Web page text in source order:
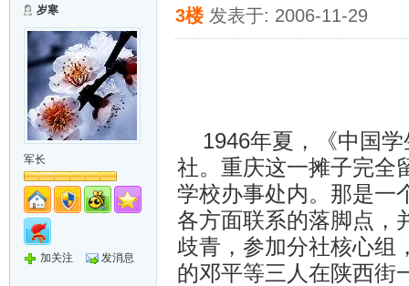
岁寒
军长
加关注 发消息
3楼 发表于: 2006-11-29
1946年夏，《中国学
社。重庆这一摊子完全
学校办事处内。那是一
各方面联系的落脚点，
歧青，参加分社核心组
的邓平等三人在陕西街